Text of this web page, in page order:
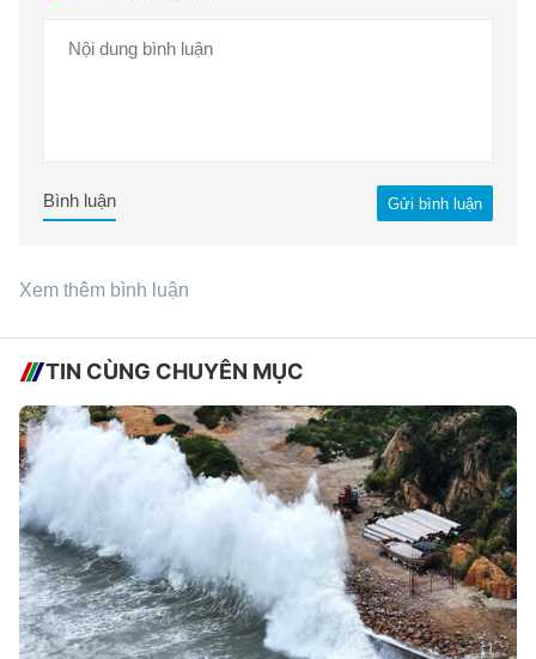
Gửi bình luận
Bình luận
Xem thêm bình luận
TIN CÙNG CHUYÊN MỤC